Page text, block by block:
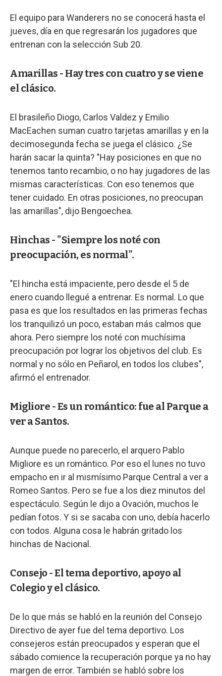
El equipo para Wanderers no se conocerá hasta el
jueves, día en que regresarán los jugadores que
entrenan con la selección Sub 20.
Amarillas - Hay tres con cuatro y se viene
el clásico.
El brasileño Diogo, Carlos Valdez y Emilio
MacEachen suman cuatro tarjetas amarillas y en la
decimosegunda fecha se juega el clásico. ¿Se
harán sacar la quinta? "Hay posiciones en que no
tenemos tanto recambio, o no hay jugadores de las
mismas características. Con eso tenemos que
tener cuidado. En otras posiciones, no preocupan
las amarillas", dijo Bengoechea.
Hinchas - "Siempre los noté con
preocupación, es normal".
"El hincha está impaciente, pero desde el 5 de
enero cuando llegué a entrenar. Es normal. Lo que
pasa es que los resultados en las primeras fechas
los tranquilizó un poco, estaban más calmos que
ahora. Pero siempre los noté con muchísima
preocupación por lograr los objetivos del club. Es
normal y no sólo en Peñarol, en todos los clubes",
afirmó el entrenador.
Migliore - Es un romántico: fue al Parque a
ver a Santos.
Aunque puede no parecerlo, el arquero Pablo
Migliore es un romántico. Por eso el lunes no tuvo
empacho en ir al mismísimo Parque Central a ver a
Romeo Santos. Pero se fue a los diez minutos del
espectáculo. Según le dijo a Ovación, muchos le
pedían fotos. Y si se sacaba con uno, debía hacerlo
con todos. Alguna cosa le habrán gritado los
hinchas de Nacional.
Consejo - El tema deportivo, apoyo al
Colegio y el clásico.
De lo que más se habló en la reunión del Consejo
Directivo de ayer fue del tema deportivo. Los
consejeros están preocupados y esperan que el
sábado comience la recuperación porque ya no hay
margen de error. También se habló sobre los